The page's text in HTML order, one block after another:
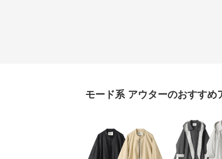
モード系 アウターのおすすめ